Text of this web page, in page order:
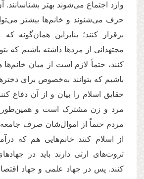
وارد اجتماع می‌شوند بهتر بشناسانند.
حرف می‌شنوند و خانم‌ها بیشتر
برقرار کنند؛ بنابراین همان‌گونه
مجتهدانی از مردها داشته باشیم که
کنند، حتماً لازم است از میان خانم‌ها
باشیم که بتوانند به‌خصوص برای
حقایق اسلام را بیان و از آن دفاع
مرد و زن مشترک است و همین‌طور
مردم حتماً از اموال‌شان صرف جامعه
از اسلام کنند خانم‌هایی هم که
ثروت‌های ارثی دارند باید در
کنند. پس در جهاد علمی و جهاد